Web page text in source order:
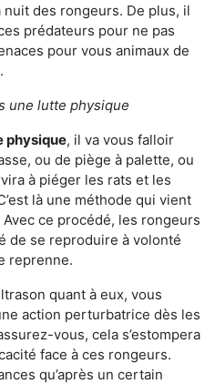
des rongeurs. De plus, il
prédateurs pour ne pas
pour vous animaux de
une lutte physique
physique, il va vous falloir
ou de piège à palette, ou
à piéger les rats et les
là une méthode qui vient
ce procédé, les rongeurs
de se reproduire à volonté
reprenne.
quant à eux, vous
action perturbatrice dès les
vous, cela s’estompera
face à ces rongeurs.
qu’après un certain